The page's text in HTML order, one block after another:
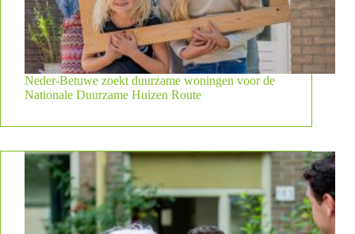
Neder-Betuwe zoekt duurzame woningen voor de
Nationale Duurzame Huizen Route